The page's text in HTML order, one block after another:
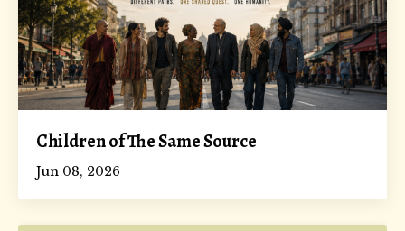
Children of The Same Source
Jun 08, 2026